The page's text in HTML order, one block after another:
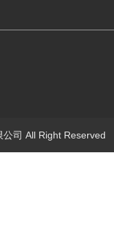
公司 All Right